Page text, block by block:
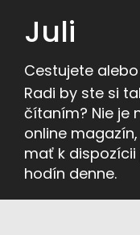
Juli
Cestujete
Radi by ste si
čítaním? Nie je
online
mať k
hodín denne.